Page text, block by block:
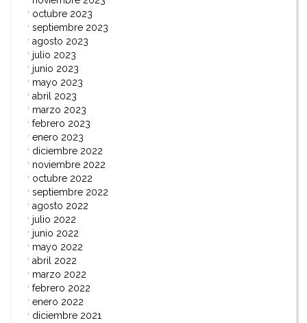
octubre 2023
septiembre 2023
agosto 2023
julio 2023
junio 2023
mayo 2023
abril 2023
marzo 2023
febrero 2023
enero 2023
diciembre 2022
noviembre 2022
octubre 2022
septiembre 2022
agosto 2022
julio 2022
junio 2022
mayo 2022
abril 2022
marzo 2022
febrero 2022
enero 2022
diciembre 2021